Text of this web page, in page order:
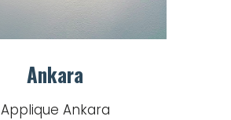
Ankara
Applique Ankara